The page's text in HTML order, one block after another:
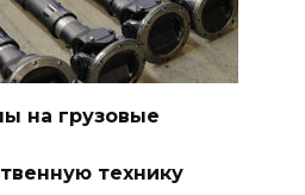
на грузовые
технику